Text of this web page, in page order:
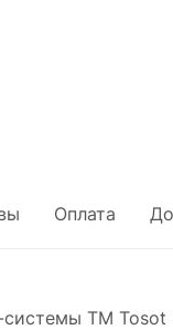
Оплата
ТМ